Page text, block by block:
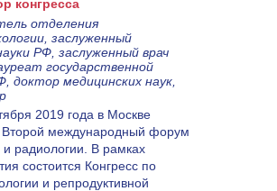
отделения
заслуженный
РФ, заслуженный врач
государственной
доктор медицинских наук,
конгресса
2019 года в Москве
Второй международный форум
и радиологии. В рамках
состоится Конгресс по
и репродуктивной